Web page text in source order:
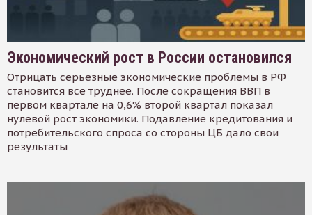
Экономический рост в России остановился
Отрицать серьезные экономические проблемы в РФ
становится все труднее. После сокращения ВВП в
первом квартале на 0,6% второй квартал показал
нулевой рост экономики. Подавление кредитования и
потребительского спроса со стороны ЦБ дало свои
результаты